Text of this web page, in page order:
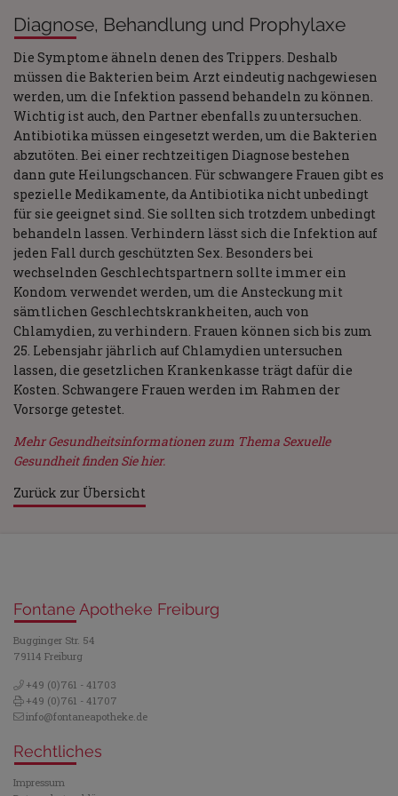
Zurück zur Übersicht
Diagnose, Behandlung und Prophylaxe
Die Symptome ähneln denen des Trippers. Deshalb
müssen die Bakterien beim Arzt eindeutig nachgewiesen
werden, um die Infektion passend behandeln zu können.
Wichtig ist auch, den Partner ebenfalls zu untersuchen.
Antibiotika müssen eingesetzt werden, um die Bakterien
abzutöten. Bei einer rechtzeitigen Diagnose bestehen
dann gute Heilungschancen. Für schwangere Frauen gibt es
spezielle Medikamente, da Antibiotika nicht unbedingt
für sie geeignet sind. Sie sollten sich trotzdem unbedingt
behandeln lassen. Verhindern lässt sich die Infektion auf
jeden Fall durch geschützten Sex. Besonders bei
wechselnden Geschlechtspartnern sollte immer ein
Kondom verwendet werden, um die Ansteckung mit
sämtlichen Geschlechtskrankheiten, auch von
Chlamydien, zu verhindern. Frauen können sich bis zum
25. Lebensjahr jährlich auf Chlamydien untersuchen
lassen, die gesetzlichen Krankenkasse trägt dafür die
Kosten. Schwangere Frauen werden im Rahmen der
Vorsorge getestet.
Mehr Gesundheitsinformationen zum Thema Sexuelle
Gesundheit finden Sie hier.
Fontane Apotheke Freiburg
Bugginger Str. 54
79114 Freiburg
+49 (0)761 - 41703
+49 (0)761 - 41707
info@fontaneapotheke.de
Rechtliches
Impressum